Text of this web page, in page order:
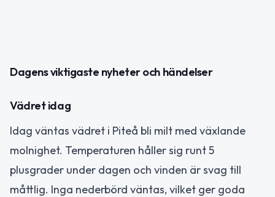
Dagens viktigaste nyheter och händelser
Vädret idag
Idag väntas vädret i Piteå bli milt med växlande
molnighet. Temperaturen håller sig runt 5
plusgrader under dagen och vinden är svag till
måttlig. Inga nederbörd väntas, vilket ger goda